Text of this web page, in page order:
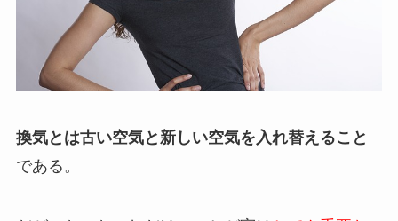
換気とは古い空気と新しい空気を入れ替えること
である。